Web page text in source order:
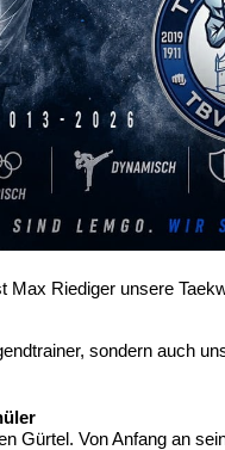
Riediger unsere
sondern auch
Gürtel. Von Anfang an